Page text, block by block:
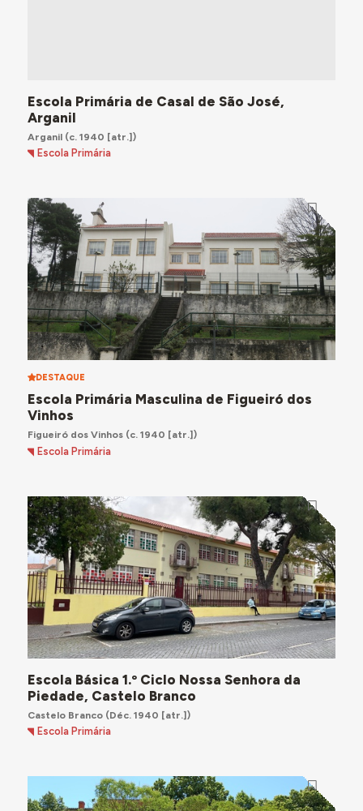
Escola Primária de Casal de São José,
Arganil
Arganil(c. 1940 [atr.])
Escola Primária
DESTAQUE
Escola Primária Masculina de Figueiró dos
Vinhos
Figueiró dos Vinhos(c. 1940 [atr.])
Escola Primária
Escola Básica 1.º Ciclo Nossa Senhora da
Piedade, Castelo Branco
Castelo Branco(Déc. 1940 [atr.])
Escola Primária